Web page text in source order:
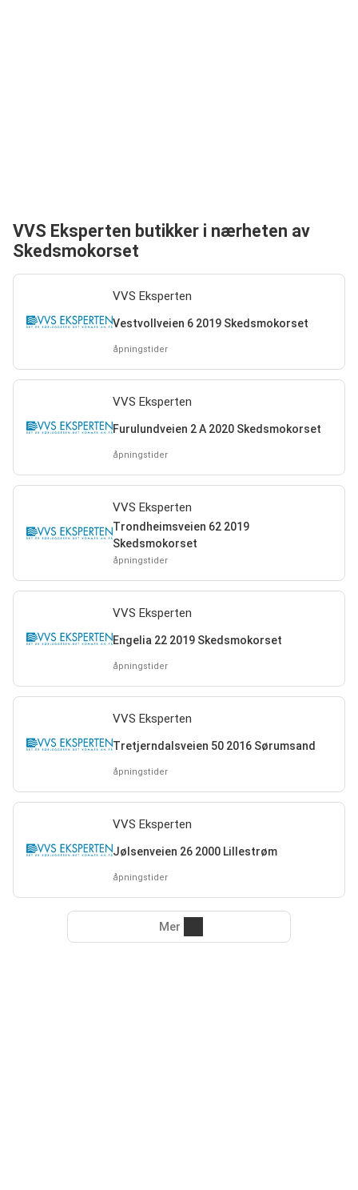
VVS Eksperten butikker i nærheten av
Skedsmokorset
VVS Eksperten
Vestvollveien 6 2019 Skedsmokorset
åpningstider
VVS Eksperten
Furulundveien 2 A 2020 Skedsmokorset
åpningstider
VVS Eksperten
Trondheimsveien 62 2019
Skedsmokorset
åpningstider
VVS Eksperten
Engelia 22 2019 Skedsmokorset
åpningstider
VVS Eksperten
Tretjerndalsveien 50 2016 Sørumsand
åpningstider
VVS Eksperten
Jølsenveien 26 2000 Lillestrøm
åpningstider
Mer